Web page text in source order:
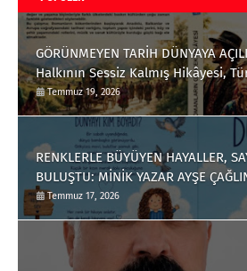
GÖRÜNMEYEN TARİH DÜNYAYA AÇILIYOR
Halkının Sessiz Kalmış Hikâyesi,
Olarak Okuyucuyla Buluştu
Temmuz 19, 2026
RENKLERLE BÜYÜYEN HAYALLER,
BULUŞTU: MİNİK YAZAR AYŞE
ANLAMLI BİR ESER
Temmuz 17, 2026